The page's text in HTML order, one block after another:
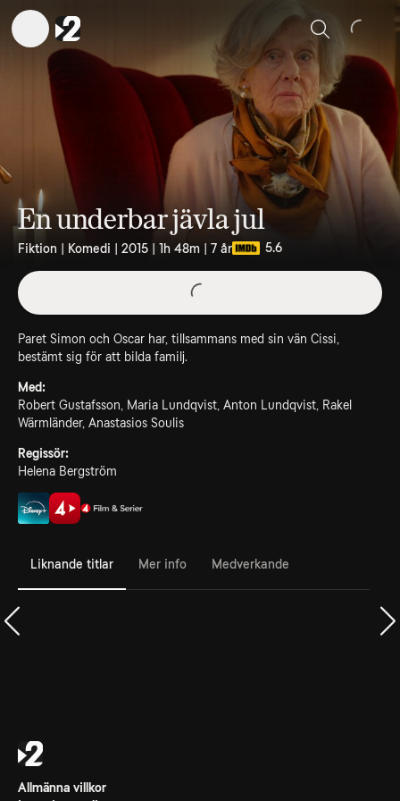
Sök
En underbar jävla jul
Fiktion | Komedi | 2015 | 1h 48m | 7 år 5.6
Paret Simon och Oscar har, tillsammans med sin vän Cissi,
bestämt sig för att bilda familj.
Med:
Robert Gustafsson, Maria Lundqvist, Anton Lundqvist, Rakel
Wärmländer, Anastasios Soulis
Regissör:
Helena Bergström
Liknande titlar Mer info Medverkande
Allmänna villkor